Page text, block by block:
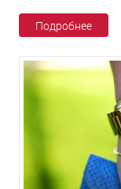
Подробнее